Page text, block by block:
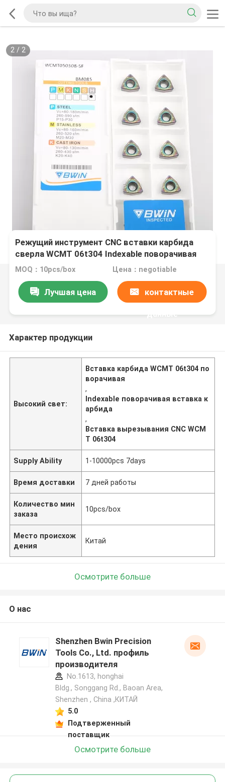
2/ 2
Режущий инструмент CNC вставки карбида
сверла WCMT 06t304 Indexable поворачивая
MOQ：10pcs/box Цена：negotiable
Лучшая цена контактные
данные
Характер продукции
Высокий свет:
Вставка карбида WCMT 06t304 по
ворачивая
,
Indexable поворачивая вставка к
арбида
,
Вставка вырезывания CNC WCM
T 06t304
Supply Ability 1-10000pcs 7days
Время доставки 7 дней работы
Количество мин
заказа
10pcs/box
Место происхож
дения
Китай
Осмотрите больше
О нас
Shenzhen Bwin Precision
Tools Co., Ltd. профиль
производителя
No.1613, honghai
Bldg., Songgang Rd., Baoan Area,
Shenzhen , China ,КИТАЙ
5.0
Подтверженный
поставщик
Осмотрите больше